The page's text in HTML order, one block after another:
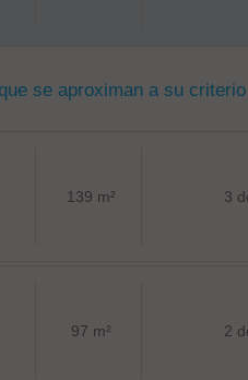
se aproximan a su
139 m² 3
97 m² 2